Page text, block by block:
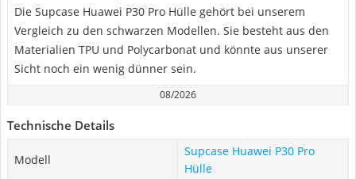
Die Supcase Huawei P30 Pro Hülle gehört bei unserem
Vergleich zu den schwarzen Modellen. Sie besteht aus den
Materialien TPU und Polycarbonat und könnte aus unserer
Sicht noch ein wenig dünner sein.
08/2026
Technische Details
Modell
Supcase Huawei P30 Pro
Hülle